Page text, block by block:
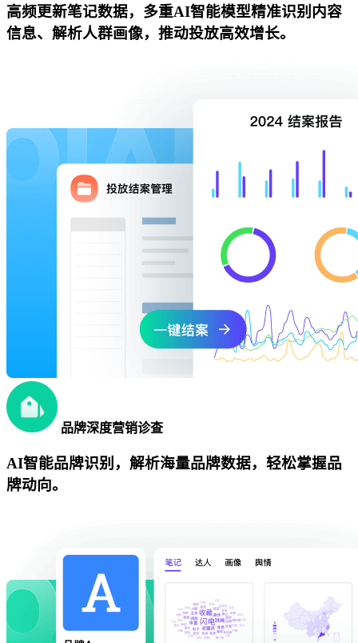
高频更新笔记数据，多重AI智能模型精准识别内容
信息、解析人群画像，推动投放高效增长。
品牌深度营销诊查
AI智能品牌识别，解析海量品牌数据，轻松掌握品
牌动向。